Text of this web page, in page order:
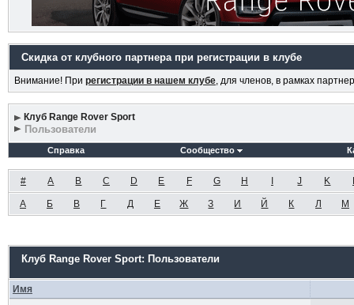
Скидка от клубного партнера при регистрации в клубе
Внимание! При регистрации в нашем клубе, для членов, в рамках
Клуб Range Rover Sport
Пользователи
Справка Сообщество
# A B C D E F G H J K
А Б В Г Д Е Ж З И Й К Л М
Клуб Range Rover Sport: Пользователи
Имя